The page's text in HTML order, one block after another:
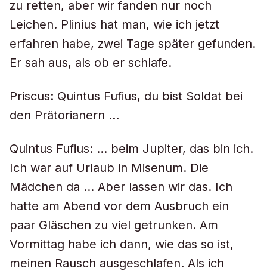
zu retten, aber wir fanden nur noch
Leichen. Plinius hat man, wie ich jetzt
erfahren habe, zwei Tage später gefunden.
Er sah aus, als ob er schlafe.
Priscus: Quintus Fufius, du bist Soldat bei
den Prätorianern …
Quintus Fufius: … beim Jupiter, das bin ich.
Ich war auf Urlaub in Misenum. Die
Mädchen da … Aber lassen wir das. Ich
hatte am Abend vor dem Ausbruch ein
paar Gläschen zu viel getrunken. Am
Vormittag habe ich dann, wie das so ist,
meinen Rausch ausgeschlafen. Als ich